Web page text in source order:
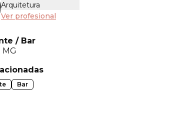
Arquitetura
Ver profesional
/ Bar
MG
Bar